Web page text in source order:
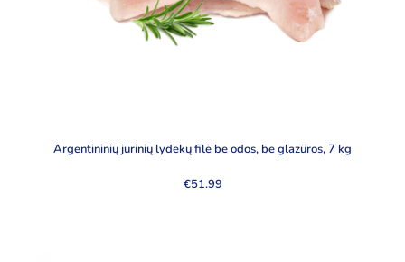
Argentininių jūrinių lydekų filė be odos, be glazūros, 7 kg
€51.99